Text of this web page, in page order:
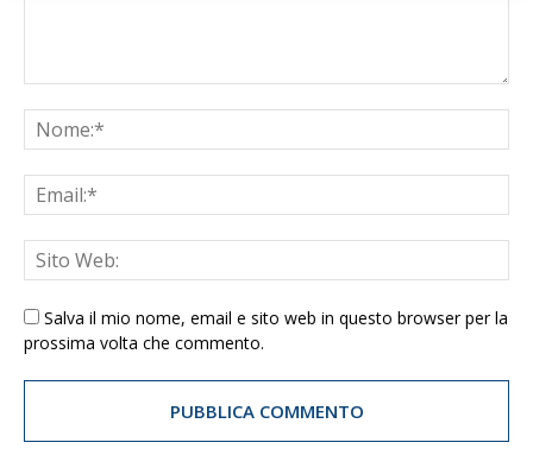
Salva il mio nome, email e sito web in questo browser per la
prossima volta che commento.